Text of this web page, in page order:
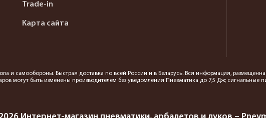
Trade-in
Карта сайта
и самообороны. Быстрая доставка по всей России и в Беларусь. Вся информация,
могут быть изменены производителем без уведомления Пневматика до 7,5 Дж; сигнальные